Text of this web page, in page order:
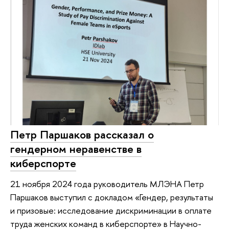
Петр Паршаков рассказал о
гендерном неравенстве в
киберспорте
21 ноября 2024 года руководитель МЛЭНА Петр
Паршаков выступил с докладом «Гендер, результаты
и призовые: исследование дискриминации в оплате
труда женских команд в киберспорте» в Научно-